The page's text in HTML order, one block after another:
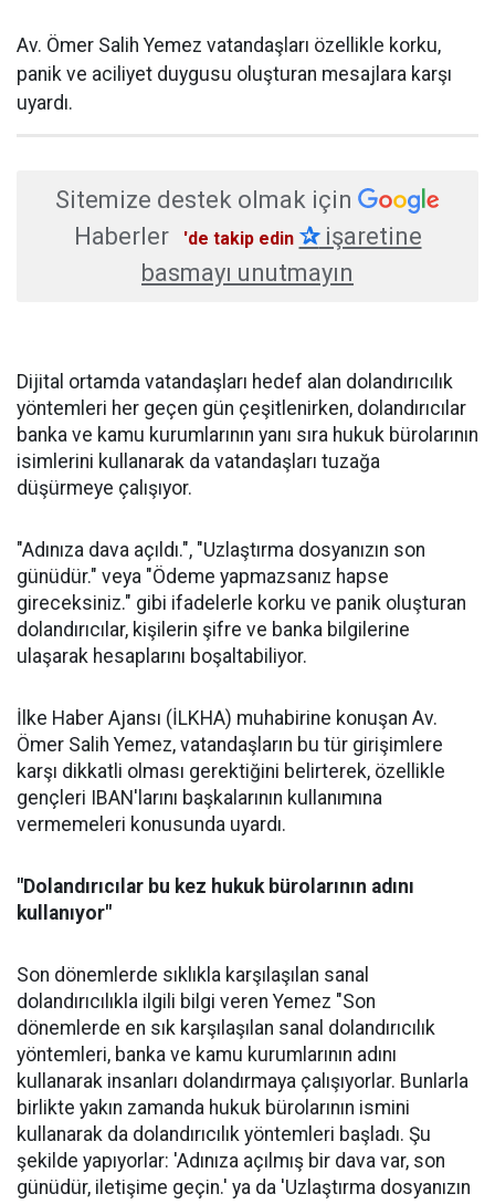
Av. Ömer Salih Yemez vatandaşları özellikle korku,
panik ve aciliyet duygusu oluşturan mesajlara karşı
uyardı.
Sitemize destek olmak için
Haberler
'de takip edin ✰işaretine
basmayı unutmayın
Dijital ortamda vatandaşları hedef alan dolandırıcılık
yöntemleri her geçen gün çeşitlenirken, dolandırıcılar
banka ve kamu kurumlarının yanı sıra hukuk bürolarının
isimlerini kullanarak da vatandaşları tuzağa
düşürmeye çalışıyor.
"Adınıza dava açıldı.", "Uzlaştırma dosyanızın son
günüdür." veya "Ödeme yapmazsanız hapse
gireceksiniz." gibi ifadelerle korku ve panik oluşturan
dolandırıcılar, kişilerin şifre ve banka bilgilerine
ulaşarak hesaplarını boşaltabiliyor.
İlke Haber Ajansı (İLKHA) muhabirine konuşan Av.
Ömer Salih Yemez, vatandaşların bu tür girişimlere
karşı dikkatli olması gerektiğini belirterek, özellikle
gençleri IBAN'larını başkalarının kullanımına
vermemeleri konusunda uyardı.
"Dolandırıcılar bu kez hukuk bürolarının adını
kullanıyor"
Son dönemlerde sıklıkla karşılaşılan sanal
dolandırıcılıkla ilgili bilgi veren Yemez "Son
dönemlerde en sık karşılaşılan sanal dolandırıcılık
yöntemleri, banka ve kamu kurumlarının adını
kullanarak insanları dolandırmaya çalışıyorlar. Bunlarla
birlikte yakın zamanda hukuk bürolarının ismini
kullanarak da dolandırıcılık yöntemleri başladı. Şu
şekilde yapıyorlar: 'Adınıza açılmış bir dava var, son
günüdür, iletişime geçin.' ya da 'Uzlaştırma dosyanızın